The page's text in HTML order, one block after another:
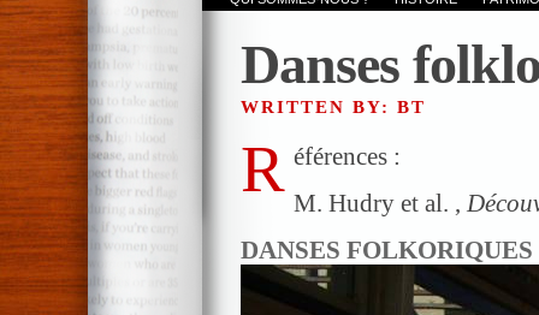
Danses
WRITTEN BY: BT
R éférences :
M. Hudry et al. ,
DANSES FOLKORIQUES